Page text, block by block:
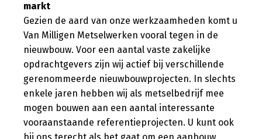
markt
Gezien de aard van onze werkzaamheden komt u
Van Milligen Metselwerken vooral tegen in de
nieuwbouw. Voor een aantal vaste zakelijke
opdrachtgevers zijn wij actief bij verschillende
gerenommeerde nieuwbouwprojecten. In slechts
enkele jaren hebben wij als metselbedrijf mee
mogen bouwen aan een aantal interessante
vooraanstaande referentieprojecten. U kunt ook